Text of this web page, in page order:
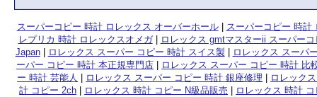
スーパーコピー 時計 ロレックス オーバーホール| スーパーコピー 時計
レプリカ 時計 ロレックスオメガ|
ロレックス gmtマスターii スーパー
Japan| ロレックス スーパー コピー 時計 スイス製
ロレックス スーパ
ーパー コピー 時計 本正規専門店
ロレックス スーパー コピー 時計 比
ー 時計 芸能人
ロレックス スーパー コピー 時計 銀座修理
ロレック
計 コピー 2ch
ロレックス 時計 コピー N級品販売
ロレックス 時計